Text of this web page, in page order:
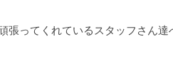
張ってくれているスタッフさん達